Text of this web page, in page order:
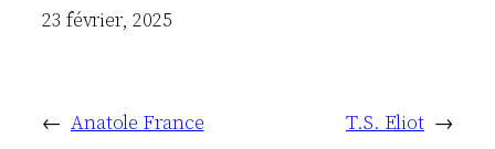
Date
23 février, 2025
← Anatole France T.S. Eliot →